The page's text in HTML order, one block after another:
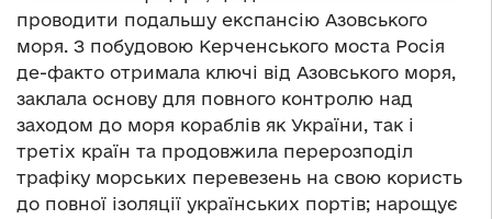
проводити подальшу експансію Азовського
моря. З побудовою Керченського моста Росія
де-факто отримала ключі від Азовського моря,
заклала основу для повного контролю над
заходом до моря кораблів як України, так і
третіх країн та продовжила перерозподіл
трафіку морських перевезень на свою користь
до повної ізоляції українських портів; нарощує